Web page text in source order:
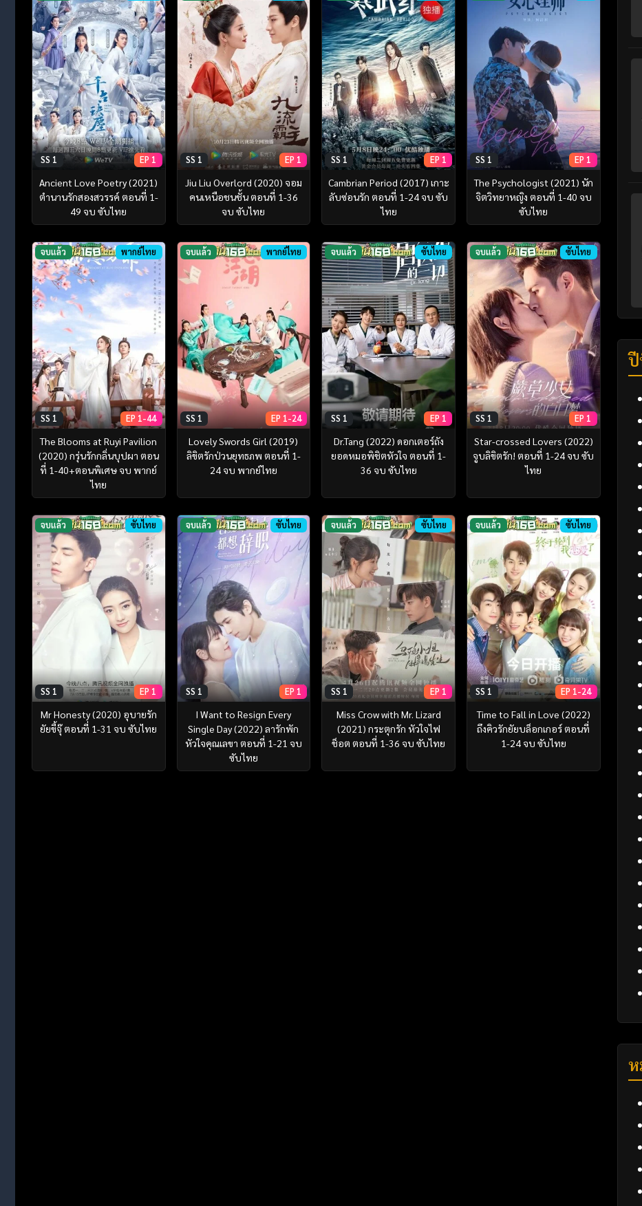
SS 1 EP 1
Ancient Love Poetry (2021)
ตำนานรักสองสวรรค์ ตอนที่ 1-
49 จบ ซับไทย
SS 1 EP 1
Jiu Liu Overlord (2020) จอม
คนเหนือชนชั้น ตอนที่ 1-36
จบ ซับไทย
SS 1 EP 1
Cambrian Period (2017) เกาะ
ลับซ่อนรัก ตอนที่ 1-24 จบ ซับ
ไทย
SS 1 EP 1
The Psychologist (2021) นัก
จิตวิทยาหญิง ตอนที่ 1-40 จบ
ซับไทย
จบแล้ว พากย์ไทย
SS 1 EP 1-44
The Blooms at Ruyi Pavilion
(2020) กรุ่นรักกลิ่นบุปผา ตอน
ที่ 1-40+ตอนพิเศษ จบ พากย์
ไทย
จบแล้ว พากย์ไทย
SS 1 EP 1-24
Lovely Swords Girl (2019)
ลิขิตรักป่วนยุทธภพ ตอนที่ 1-
24 จบ พากย์ไทย
จบแล้ว ซับไทย
SS 1 EP 1
Dr.Tang (2022) ดอกเตอร์ถัง
ยอดหมอพิชิตหัวใจ ตอนที่ 1-
36 จบ ซับไทย
จบแล้ว ซับไทย
SS 1 EP 1
Star-crossed Lovers (2022)
จูบลิขิตรัก! ตอนที่ 1-24 จบ ซับ
ไทย
จบแล้ว ซับไทย
SS 1 EP 1
Mr Honesty (2020) อุบายรัก
ยัยขี้จุ๊ ตอนที่ 1-31 จบ ซับไทย
จบแล้ว ซับไทย
SS 1 EP 1
I Want to Resign Every
Single Day (2022) ลารักพัก
หัวใจคุณเลขา ตอนที่ 1-21 จบ
ซับไทย
จบแล้ว ซับไทย
SS 1 EP 1
Miss Crow with Mr. Lizard
(2021) กระตุกรัก หัวใจไฟ
ช็อต ตอนที่ 1-36 จบ ซับไทย
จบแล้ว ซับไทย
SS 1 EP 1-24
Time to Fall in Love (2022)
ถึงคิวรักยัยบล็อกเกอร์ ตอนที่
1-24 จบ ซับไทย
ปี